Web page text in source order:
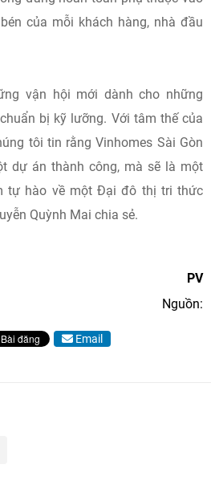
của mỗi khách hàng, nhà đầu
vận hội mới dành cho những
bị kỹ lưỡng. Với tâm thế của
tôi tin rằng Vinhomes Sài Gòn
dự án thành công, mà sẽ là một
tự hào về một Đại đô thị tri thức
Quỳnh Mai chia sẻ.
PV
Nguồn:
Email